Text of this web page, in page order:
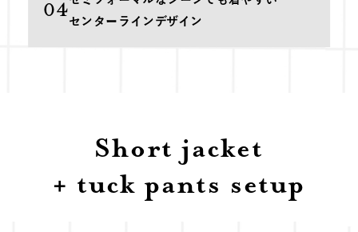
04センターラインデザイン
Short jacket
+ tuck pants setup